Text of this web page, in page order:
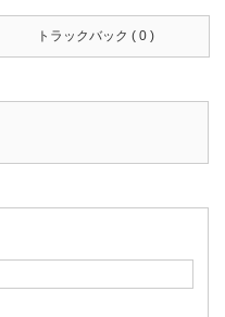
トラックバック ( 0 )